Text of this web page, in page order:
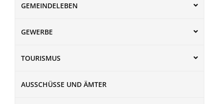
GEMEINDELEBEN
GEWERBE
TOURISMUS
AUSSCHÜSSE UND ÄMTER